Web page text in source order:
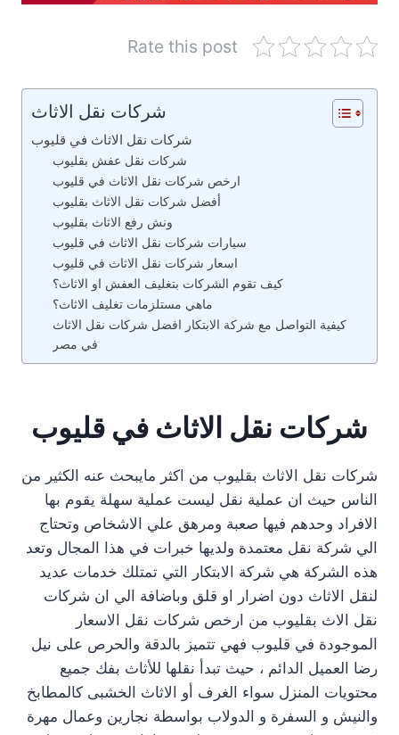
Rate this post
شركات نقل الاثاث
شركات نقل الاثاث في قليوب
شركات نقل عفش بقليوب
ارخص شركات نقل الاثاث في قليوب
أفضل شركات نقل الاثاث بقليوب
ونش رفع الاثاث بقليوب
سيارات شركات نقل الاثاث في قليوب
اسعار شركات نقل الاثاث في قليوب
كيف تقوم الشركات بتغليف العفش او الاثاث؟
ماهي مستلزمات تغليف الاثاث؟
كيفية التواصل مع شركة الابتكار افضل شركات نقل الاثاث
في مصر
شركات نقل الاثاث في قليوب
شركات نقل الاثاث بقليوب من اكثر مايبحث عنه الكثير من
الناس حيث ان عملية نقل ليست عملية سهلة يقوم بها
الافراد وحدهم فيها صعبة ومرهق علي الاشخاص وتحتاج
الي شركة نقل معتمدة ولديها خبرات في هذا المجال وتعد
هذه الشركة هي شركة الابتكار التي تمتلك خدمات عديد
لنقل الاثاث دون اضرار او قلق وباضافة الي ان شركات
نقل الاث بقليوب من ارخص شركات نقل الاسعار
الموجودة في قليوب فهي تتميز بالدقة والحرص على نيل
رضا العميل الدائم ، حيث تبدأ نقلها للأثاث بفك جميع
محتويات المنزل سواء الغرف أو الاثاث الخشبى كالمطابخ
والنيش و السفرة و الدولاب بواسطة نجارين وعمال مهرة